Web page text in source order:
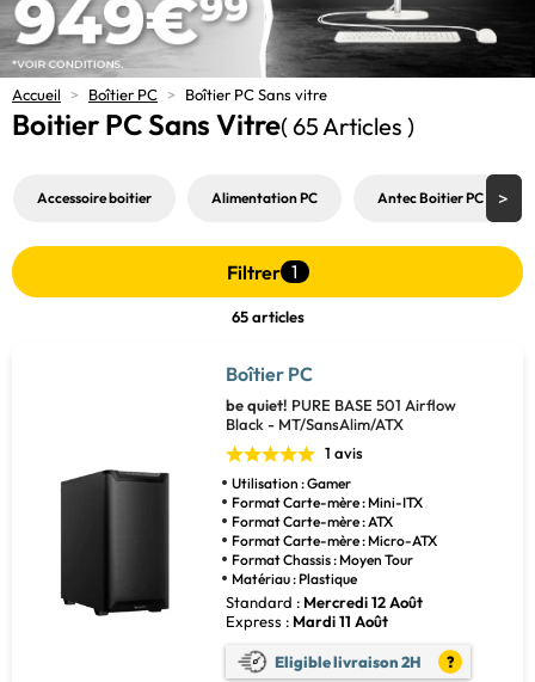
Accueil > Boîtier PC > Boîtier PC Sans vitre
Boitier PC Sans Vitre( 65 Articles )
Accessoire boitier Alimentation PC Antec Boitier PC
Filtrer 1
65 articles
Boîtier PC
be quiet! PURE BASE 501 Airflow
Black - MT/SansAlim/ATX
1 avis
Utilisation : Gamer
Format Carte-mère : Mini-ITX
Format Carte-mère : ATX
Format Carte-mère : Micro-ATX
Format Chassis : Moyen Tour
Matériau : Plastique
Standard : Mercredi 12 Août
Express : Mardi 11 Août
Eligible livraison 2H ?